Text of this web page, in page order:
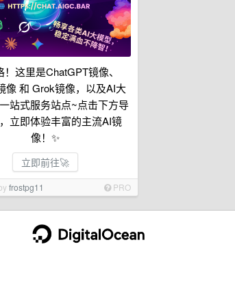
！这里是ChatGPT镜像、
像 和 Grok镜像，以及AI大
站式服务站点~点击下方导
立即体验丰富的主流AI镜
像！✨
立即前往🚀
frostpg11 PRO